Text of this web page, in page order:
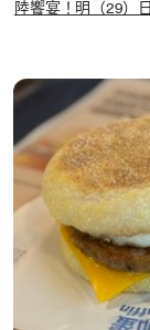
陸饗宴！明（29）